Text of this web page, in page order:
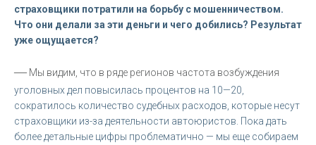
страховщики потратили на борьбу с мошенничеством.
Что они делали за эти деньги и чего добились? Результат
уже ощущается?
— Мы видим, что в ряде регионов частота возбуждения
уголовных дел повысилась процентов на 10—20,
сократилось количество судебных расходов, которые несут
страховщики из-за деятельности автоюристов. Пока дать
более детальные цифры проблематично — мы еще собираем